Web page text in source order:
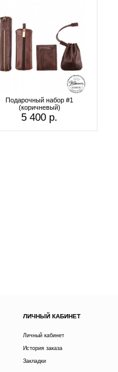
Подарочный набор #1
(коричневый)
5 400 р.
ЛИЧНЫЙ КАБИНЕТ
Личный кабинет
История заказа
Закладки